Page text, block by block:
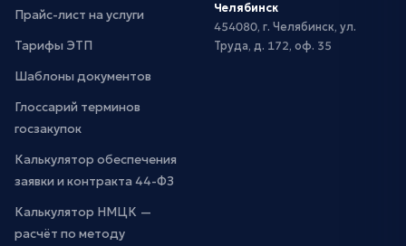
Прайс-лист на услуги
Тарифы ЭТП
Шаблоны документов
Глоссарий терминов
госзакупок
Калькулятор обеспечения
заявки и контракта 44-ФЗ
Калькулятор НМЦК —
расчёт по методу
Челябинск
454080, г. Челябинск, ул.
Труда, д. 172, оф. 35